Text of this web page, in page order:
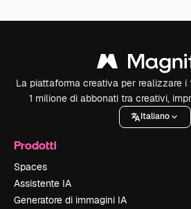
La piattaforma creativa per realizzare
1 milione di abbonati tra creativi,
Italiano
Prodotti
Spaces
Assistente IA
Generatore di immagini IA